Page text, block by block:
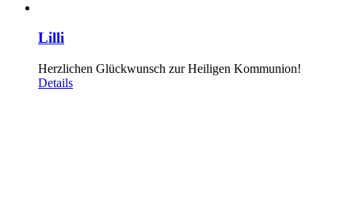
Lilli
Herzlichen Glückwunsch zur Heiligen Kommunion!
Details